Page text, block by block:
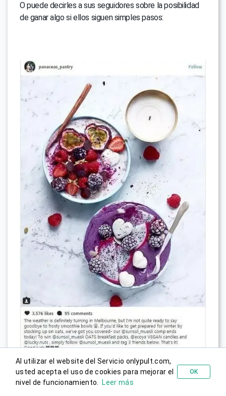
O puede decirles a sus seguidores sobre la posibilidad
de ganar algo si ellos siguen simples pasos:
Al utilizar el website del Servicio onlypult.com,
usted acepta el uso de cookies para mejorar el
nivel de funcionamiento.
Leer más
OK
Probar gratis